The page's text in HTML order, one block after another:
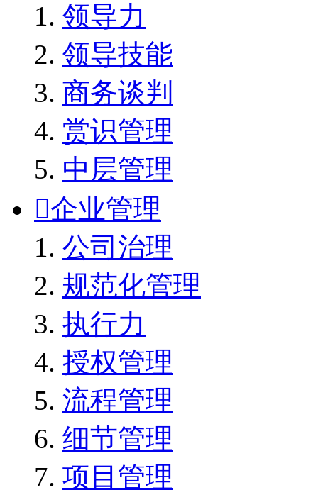
领导力
领导技能
商务谈判
赏识管理
中层管理
企业管理
公司治理
规范化管理
执行力
授权管理
流程管理
细节管理
项目管理